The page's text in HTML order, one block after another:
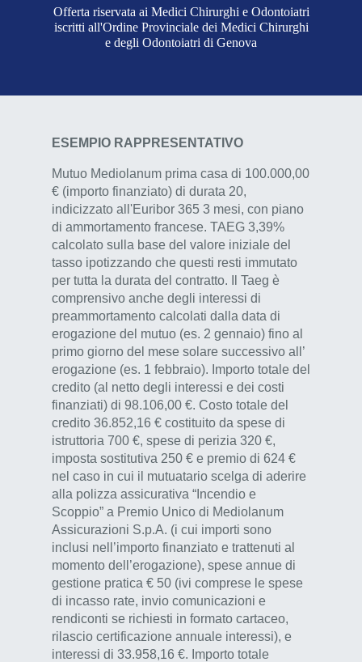
Offerta riservata ai Medici Chirurghi e Odontoiatri
iscritti all'Ordine Provinciale dei Medici Chirurghi
e degli Odontoiatri di Genova
ESEMPIO RAPPRESENTATIVO
Mutuo Mediolanum prima casa di 100.000,00
€ (importo finanziato) di durata 20,
indicizzato all'Euribor 365 3 mesi, con piano
di ammortamento francese. TAEG 3,39%
calcolato sulla base del valore iniziale del
tasso ipotizzando che questi resti immutato
per tutta la durata del contratto. Il Taeg è
comprensivo anche degli interessi di
preammortamento calcolati dalla data di
erogazione del mutuo (es. 2 gennaio) fino al
primo giorno del mese solare successivo all’
erogazione (es. 1 febbraio). Importo totale del
credito (al netto degli interessi e dei costi
finanziati) di 98.106,00 €. Costo totale del
credito 36.852,16 € costituito da spese di
istruttoria 700 €, spese di perizia 320 €,
imposta sostitutiva 250 € e premio di 624 €
nel caso in cui il mutuatario scelga di aderire
alla polizza assicurativa “Incendio e
Scoppio” a Premio Unico di Mediolanum
Assicurazioni S.p.A. (i cui importi sono
inclusi nell’importo finanziato e trattenuti al
momento dell’erogazione), spese annue di
gestione pratica € 50 (ivi comprese le spese
di incasso rate, invio comunicazioni e
rendiconti se richiesti in formato cartaceo,
rilascio certificazione annuale interessi), e
interessi di 33.958,16 €. Importo totale